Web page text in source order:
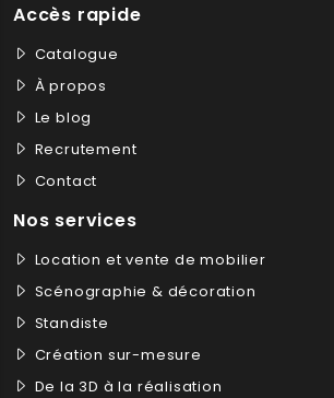
Accès rapide
Catalogue
À propos
Le blog
Recrutement
Contact
Nos services
Location et vente de mobilier
Scénographie & décoration
Standiste
Création sur-mesure
De la 3D à la réalisation